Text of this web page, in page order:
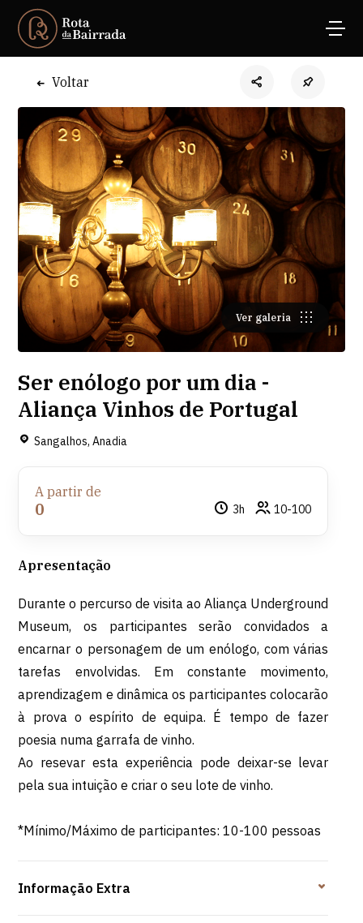
Voltar
Ver galeria
Ser enólogo por um dia -
Aliança Vinhos de Portugal
Sangalhos, Anadia
A partir de
0 3h 10-100
Apresentação
Durante o percurso de visita ao Aliança Underground
Museum, os participantes serão convidados a
encarnar o personagem de um enólogo, com várias
tarefas envolvidas. Em constante movimento,
aprendizagem e dinâmica os participantes colocarão
à prova o espírito de equipa. É tempo de fazer
poesia numa garrafa de vinho.
Ao resevar esta experiência pode deixar-se levar
pela sua intuição e criar o seu lote de vinho.
*Mínimo/Máximo de participantes: 10-100 pessoas
Informação Extra